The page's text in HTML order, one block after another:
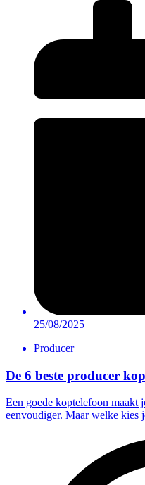
25/08/2025
Producer
De 6 beste producer
Een goede koptelefoon maakt
eenvoudiger. Maar welke kies